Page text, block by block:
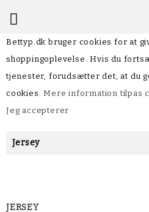

Bettyp.dk bruger cookies for at
shoppingoplevelse. Hvis du
tjenester, forudsætter det, at du
cookies.Mere informationtilpas
Jeg accepterer
Jersey
JERSEY